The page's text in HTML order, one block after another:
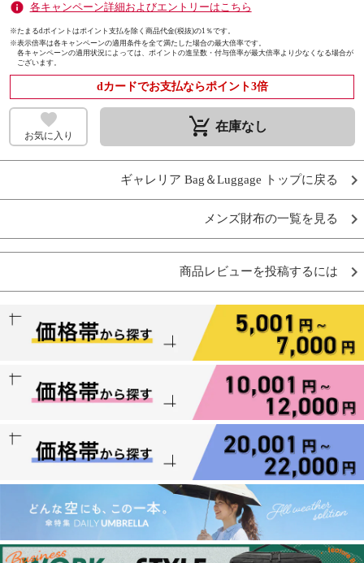
各キャンペーン詳細およびエントリーはこちら
※たまるdポイントはポイント支払を除く商品代金(税抜)の1％です。
※表示倍率は各キャンペーンの適用条件を全て満たした場合の最大倍率です。
各キャンペーンの適用状況によっては、ポイントの進呈数・付与倍率が最大倍率より少なくなる場合が
ございます。
dカードでお支払ならポイント3倍
お気に入り remove_shopping_cart 在庫なし
ギャレリア Bag＆Luggage トップに戻る
メンズ財布の一覧を見る
商品レビューを投稿するには